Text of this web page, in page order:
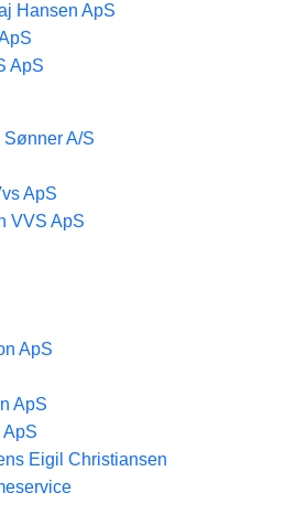
Hansen ApS
ApS
A/S
ApS
VVS ApS
ApS
ApS
Eigil Christiansen